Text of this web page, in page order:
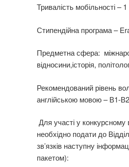
Тривалість мобільності –
Стипендійна програма –
Предметна сфера:
відносини,історія,
Рекомендований рівень
англійською мовою – В1-В2
Для участі у конкурсному
необхідно подати до
зв’язків наступну
пакетом):